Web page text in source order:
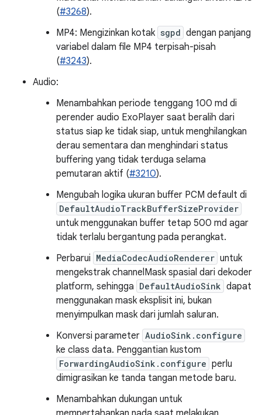
(#3268).
MP4: Mengizinkan kotak sgpd dengan panjang
variabel dalam file MP4 terpisah-pisah
(#3243).
Audio:
Menambahkan periode tenggang 100 md di
perender audio ExoPlayer saat beralih dari
status siap ke tidak siap, untuk menghilangkan
derau sementara dan menghindari status
buffering yang tidak terduga selama
pemutaran aktif (#3210).
Mengubah logika ukuran buffer PCM default di
DefaultAudioTrackBufferSizeProvider
untuk menggunakan buffer tetap 500 md agar
tidak terlalu bergantung pada perangkat.
Perbarui MediaCodecAudioRenderer untuk
mengekstrak channelMask spasial dari dekoder
platform, sehingga DefaultAudioSink dapat
menggunakan mask eksplisit ini, bukan
menyimpulkan mask dari jumlah saluran.
Konversi parameter AudioSink.configure
ke class data. Penggantian kustom
ForwardingAudioSink.configure perlu
dimigrasikan ke tanda tangan metode baru.
Menambahkan dukungan untuk